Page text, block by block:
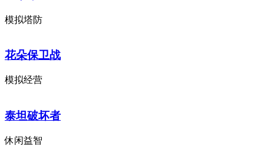
模拟塔防
花朵保卫战
模拟经营
泰坦破坏者
休闲益智